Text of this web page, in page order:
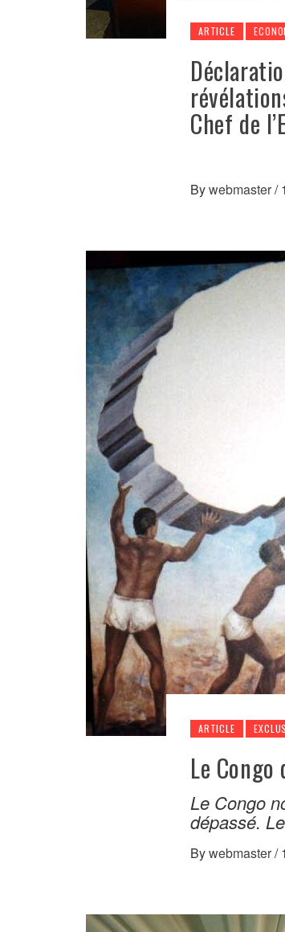
ARTICLE
Chef de
Bywebmaster/
ARTICLE
Le
Le Congo
dépassé.
Bywebmaster/